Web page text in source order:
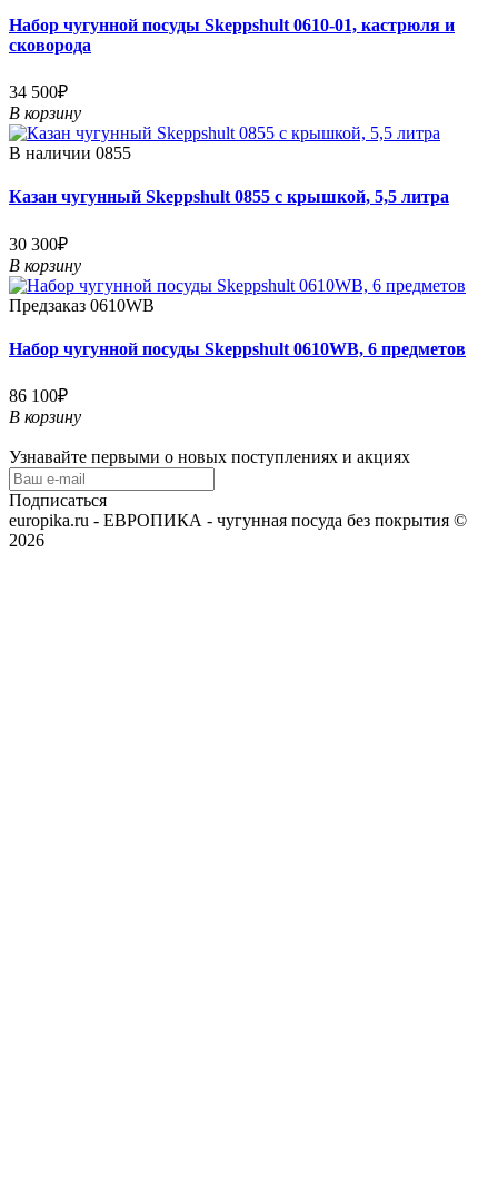
Набор чугунной посуды Skeppshult 0610-01, кастрюля и
сковорода
34 500₽
В корзину
В наличии 0855
Казан чугунный Skeppshult 0855 с крышкой, 5,5 литра
30 300₽
В корзину
Предзаказ 0610WB
Набор чугунной посуды Skeppshult 0610WB, 6 предметов
86 100₽
В корзину
Узнавайте первыми о новых поступлениях и акциях
Подписаться
europika.ru - ЕВРОПИКА - чугунная посуда без покрытия ©
2026